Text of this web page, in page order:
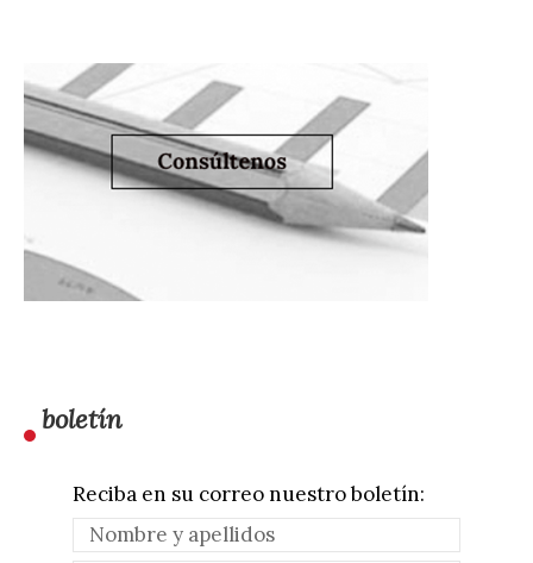
boletín
Reciba en su correo nuestro boletín: